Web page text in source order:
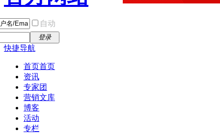
自动
登录
快捷导航
首页首页
资讯
专家团
营销文库
博客
活动
专栏